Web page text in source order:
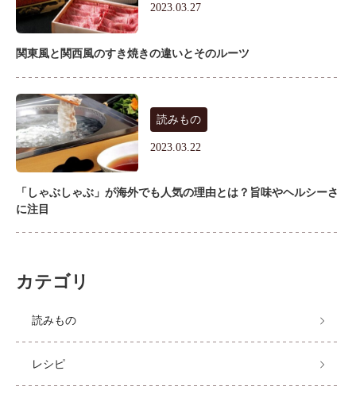
2023.03.27
関東風と関西風のすき焼きの違いとそのルーツ
読みもの
2023.03.22
「しゃぶしゃぶ」が海外でも人気の理由とは？旨味やヘルシーさ
に注目
カテゴリ
読みもの
レシピ